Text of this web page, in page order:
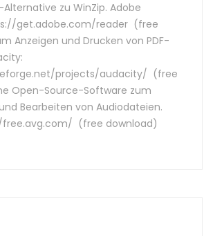
zu WinZip. Adobe
get.adobe.com/reader (free
Anzeigen und Drucken von PDF-
projects/audacity/ (free
Open-Source-Software zum
Bearbeiten von Audiodateien.
(free download)